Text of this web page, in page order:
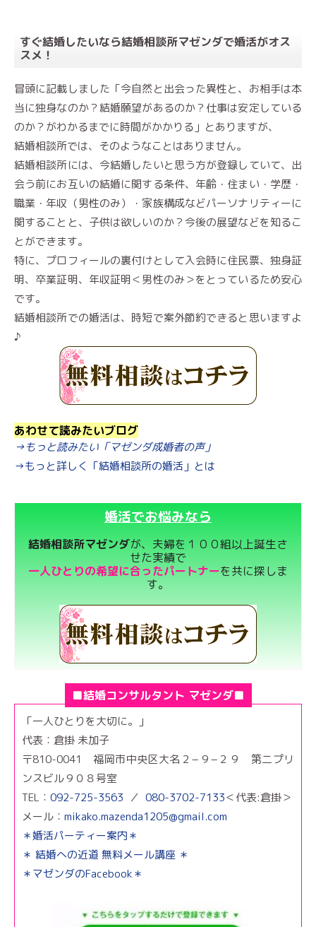
すぐ結婚したいなら結婚相談所マゼンダで婚活がオス
スメ！
冒頭に記載しました「今自然と出会った異性と、お相手は本
当に独身なのか？結婚願望があるのか？仕事は安定している
のか？がわかるまでに時間がかかりる」とありますが、
結婚相談所では、そのようなことはありません。
結婚相談所には、今結婚したいと思う方が登録していて、出
会う前にお互いの結婚に関する条件、年齢・住まい・学歴・
職業・年収（男性のみ）・家族構成などパーソナリティーに
関することと、子供は欲しいのか？今後の展望などを知るこ
とができます。
特に、プロフィールの裏付けとして入会時に住民票、独身証
明、卒業証明、年収証明＜男性のみ＞をとっているため安心
です。
結婚相談所での婚活は、時短で案外節約できると思いますよ
♪
あわせて読みたいブログ
→もっと読みたい「マゼンダ成婚者の声」
→もっと詳しく「結婚相談所の婚活」とは
婚活でお悩みなら
結婚相談所マゼンダが、夫婦を１００組以上誕生さ
せた実績で
一人ひとりの希望に合ったパートナーを共に探しま
す。
■結婚コンサルタント マゼンダ■
「一人ひとりを大切に。」
代表：倉掛 未加子
〒810-0041 福岡市中央区大名２−９−２９ 第二プリ
ンスビル９０８号室
TEL： 092-725-3563 ／ 080-3702-7133＜代表:倉掛＞
メール： mikako.mazenda1205@gmail.com
＊婚活パーティー案内＊
＊ 結婚への近道 無料メール講座 ＊
＊マゼンダのFacebook＊